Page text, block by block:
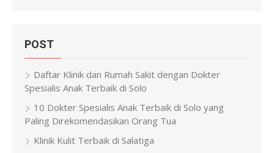
POST
Daftar Klinik dan Rumah Sakit dengan Dokter
Spesialis Anak Terbaik di Solo
10 Dokter Spesialis Anak Terbaik di Solo yang
Paling Direkomendasikan Orang Tua
Klinik Kulit Terbaik di Salatiga